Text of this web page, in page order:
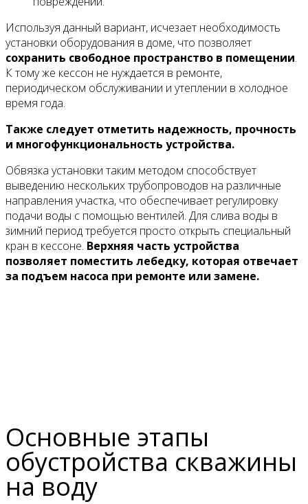
Используя данный вариант, исчезает необходимость
установки оборудования в доме, что позволяет
сохранить свободное пространство в помещении.
К тому же кессон не нуждается в ремонте,
периодическом обслуживании и утеплении в холодное
время года.
Также следует отметить надежность, прочность
и многофункциональность устройства.
Обвязка установки таким методом способствует
выведению нескольких трубопроводов на различные
направления участка, что обеспечивает регулировку
подачи воды с помощью вентилей. Для слива воды в
зимний период требуется просто открыть специальный
кран в кессоне. Верхняя часть устройства
позволяет поместить лебедку, которая отвечает
за подъем насоса при ремонте или замене.
Основные этапы
обустройства скважины
на воду